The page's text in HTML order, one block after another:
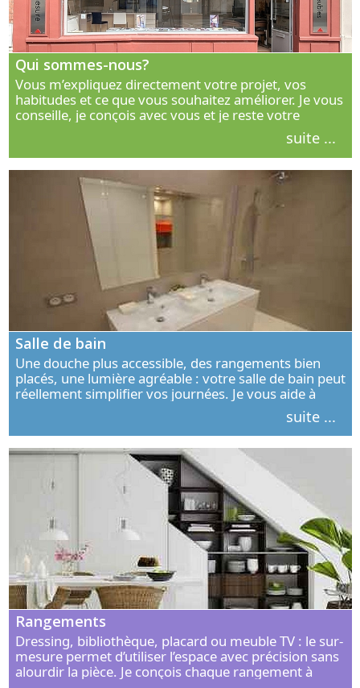
Qui sommes-nous?
Vous m’expliquez directement votre projet, vos
habitudes et ce que vous souhaitez améliorer. Je vous
conseille, je conçois avec vous et je reste votre
interlocuteur principal. Découvrez ma façon de vous
suite ...
Salle de bain
Une douche plus accessible, des rangements bien
placés, une lumière agréable : votre salle de bain peut
réellement simplifier vos journées. Je vous aide à
concevoir un espace élégant, confortable et adapté à
suite ...
Rangements
Dressing, bibliothèque, placard ou meuble TV : le sur-
mesure permet d’utiliser l’espace avec précision sans
alourdir la pièce. Je conçois chaque rangement à